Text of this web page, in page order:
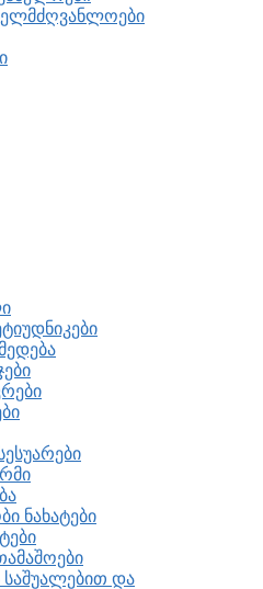
ნახატები
საშუალებით და